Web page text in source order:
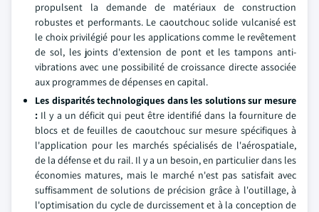
propulsent la demande de matériaux de construction
robustes et performants. Le caoutchouc solide vulcanisé est
le choix privilégié pour les applications comme le revêtement
de sol, les joints d'extension de pont et les tampons anti-
vibrations avec une possibilité de croissance directe associée
aux programmes de dépenses en capital.
Les disparités technologiques dans les solutions sur mesure
: Il y a un déficit qui peut être identifié dans la fourniture de
blocs et de feuilles de caoutchouc sur mesure spécifiques à
l'application pour les marchés spécialisés de l'aérospatiale,
de la défense et du rail. Il y a un besoin, en particulier dans les
économies matures, mais le marché n'est pas satisfait avec
suffisamment de solutions de précision grâce à l'outillage, à
l'optimisation du cycle de durcissement et à la conception de